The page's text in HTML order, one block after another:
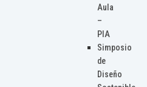
Aula
–
PIA
Simposio
de
Diseño